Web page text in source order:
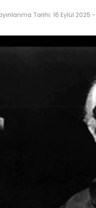
Tarihi: 16 Eylül 2025 -